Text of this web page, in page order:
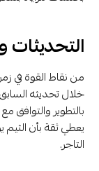
التحديثات
من نقاط القوة في
يعطي ثقة بأن الثيم
التاجر.